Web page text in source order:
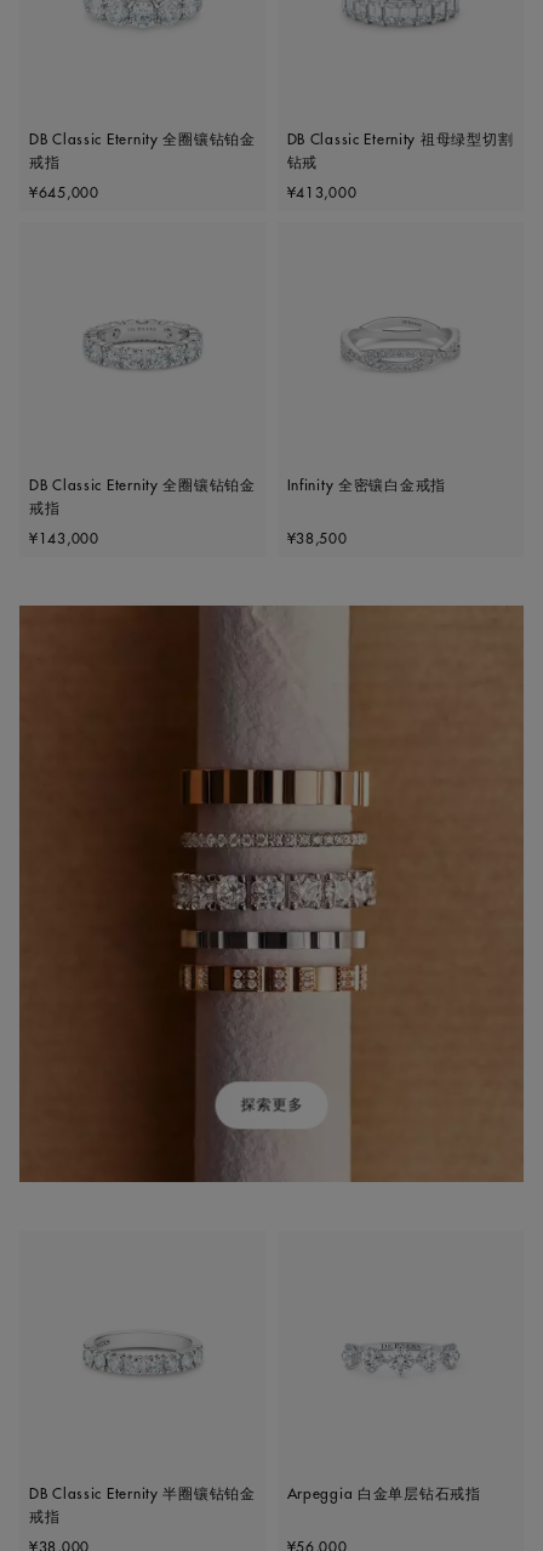
DB Classic Eternity 全圈镶钻铂金
戒指
Original price
¥645,000
DB Classic Eternity 祖母绿型切割
钻戒
Original price
¥413,000
DB Classic Eternity 全圈镶钻铂金
戒指
Original price
¥143,000
Infinity 全密镶白金戒指
Original price
¥38,500
DB Classic Eternity 半圈镶钻铂金
戒指
Original price
¥38,000
Arpeggia 白金单层钻石戒指
Original price
¥56,000
探索更多